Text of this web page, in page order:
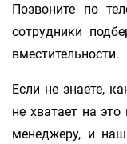
Позвоните по
сотрудники
вместительности.
Если не знаете,
не хватает на
менеджеру, и